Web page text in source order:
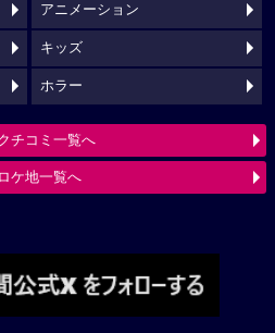
アニメーション
キッズ
ホラー
チコミ一覧へ
ケ地一覧へ